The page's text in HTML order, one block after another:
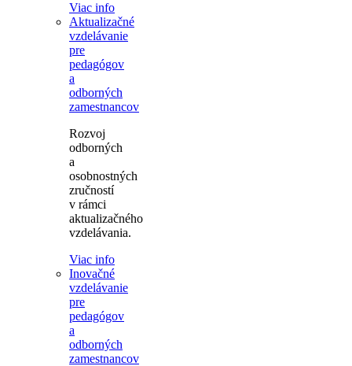
Viac info
Aktualizačné
vzdelávanie
pre
pedagógov
a
odborných
zamestnancov
Rozvoj
odborných
a
osobnostných
zručností
v rámci
aktualizačného
vzdelávania.
Viac info
Inovačné
vzdelávanie
pre
pedagógov
a
odborných
zamestnancov